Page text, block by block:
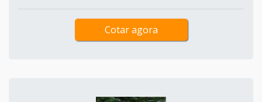
Cotar agora